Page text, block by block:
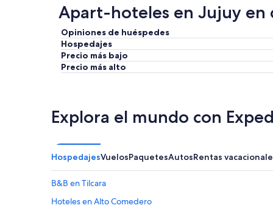
Apart-hoteles en Jujuy en
Opiniones de huéspedes
Hospedajes
Precio más bajo
Precio más alto
Explora el mundo con
HospedajesVuelosPaquetesAutosRentas
B&B en Tilcara
Hoteles en Alto Comedero